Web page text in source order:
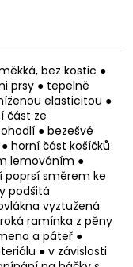
bez kostic ●
prsy ● tepelně
elasticitou ●
část ze
● bezešvé
horní část košíčků
lemováním ●
poprsí směrem ke
podšitá
vyztužená
ramínka z pěny
a páteř ●
● v závislosti